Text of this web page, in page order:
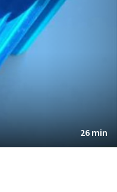
26 min